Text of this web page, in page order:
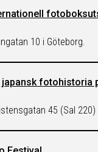
10 i Göteborg.
fotohistoria
45 (Sal 220)